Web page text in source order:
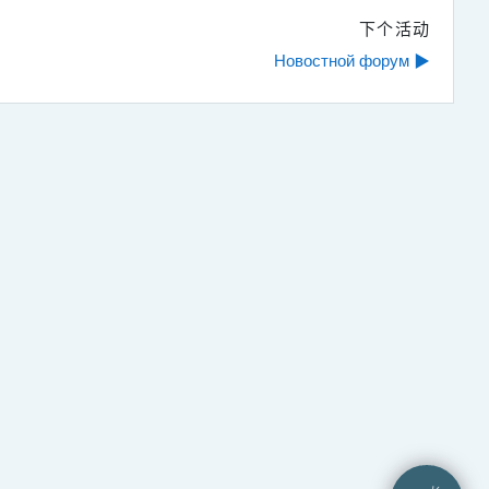
下个活动
Новостной форум ▶︎